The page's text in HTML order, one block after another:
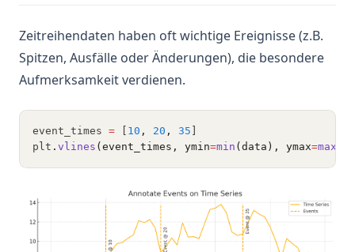
Zeitreihendaten haben oft wichtige Ereignisse (z.B.
Spitzen, Ausfälle oder Änderungen), die besondere
Aufmerksamkeit verdienen.
event_times = 10 , 20 , 35
plt . vlines (event_times, ymin=min (data), ymax=max